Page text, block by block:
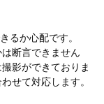
るか心配です。
断言できません
影ができておりま
せて対応します。